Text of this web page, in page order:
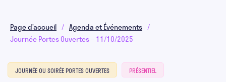
Page d’accueil / Agenda et Événements /
Journée Portes Ouvertes – 11/10/2025
JOURNÉE OU SOIRÉE PORTES OUVERTES PRÉSENTIEL